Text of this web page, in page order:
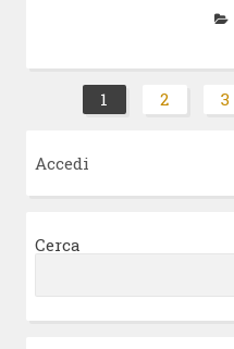
Paginazione
articoli
Pagina
1 Pagina
2 3
Accedi
Cerca